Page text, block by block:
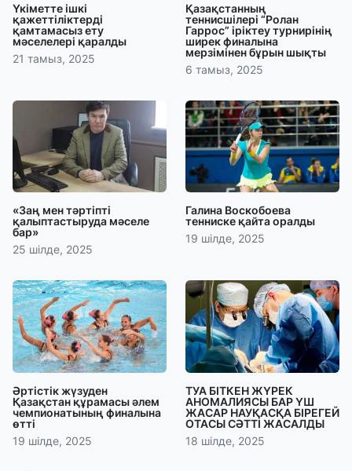
Үкіметте ішкі
қажеттіліктерді
қамтамасыз ету
мәселелері қаралды
21 тамыз, 2025
Қазақстанның
теннисшілері “Ролан
Гаррос” іріктеу турнирінің
ширек финалына
мерзімінен бұрын шықты
6 тамыз, 2025
«Заң мен тәртіпті
қалыптастыруда мәселе
бар»
25 шілде, 2025
Галина Воскобоева
тенниске қайта оралды
19 шілде, 2025
Әртістік жүзуден
Қазақстан құрамасы әлем
чемпионатының финалына
өтті
19 шілде, 2025
ТУА БІТКЕН ЖҮРЕК
АНОМАЛИЯСЫ БАР ҮШ
ЖАСАР НАУҚАСҚА БІРЕГЕЙ
ОТАСЫ СӘТТІ ЖАСАЛДЫ
18 шілде, 2025